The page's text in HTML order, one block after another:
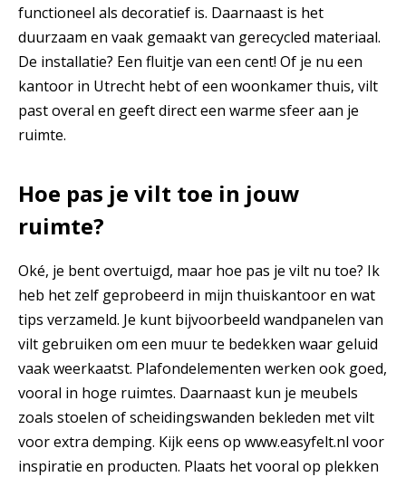
functioneel als decoratief is. Daarnaast is het
duurzaam en vaak gemaakt van gerecycled materiaal.
De installatie? Een fluitje van een cent! Of je nu een
kantoor in Utrecht hebt of een woonkamer thuis, vilt
past overal en geeft direct een warme sfeer aan je
ruimte.
Hoe pas je vilt toe in jouw
ruimte?
Oké, je bent overtuigd, maar hoe pas je vilt nu toe? Ik
heb het zelf geprobeerd in mijn thuiskantoor en wat
tips verzameld. Je kunt bijvoorbeeld wandpanelen van
vilt gebruiken om een muur te bedekken waar geluid
vaak weerkaatst. Plafondelementen werken ook goed,
vooral in hoge ruimtes. Daarnaast kun je meubels
zoals stoelen of scheidingswanden bekleden met vilt
voor extra demping. Kijk eens op www.easyfelt.nl voor
inspiratie en producten. Plaats het vooral op plekken